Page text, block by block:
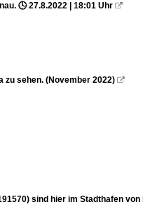
🕓 27.8.2022 | 18:01 Uhr 
zu sehen. (November 2022) 
sind hier im Stadthafen